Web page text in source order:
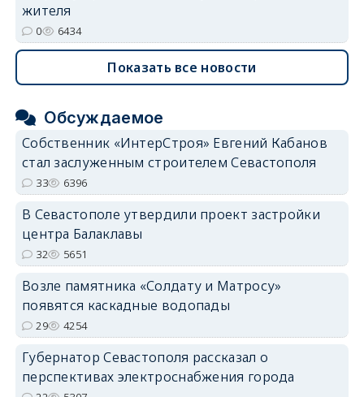
жителя
0 6434
Показать все новости
Обсуждаемое
Собственник «ИнтерСтроя» Евгений Кабанов
стал заслуженным строителем Севастополя
33 6396
В Севастополе утвердили проект застройки
центра Балаклавы
32 5651
Возле памятника «Солдату и Матросу»
появятся каскадные водопады
29 4254
Губернатор Севастополя рассказал о
перспективах электроснабжения города